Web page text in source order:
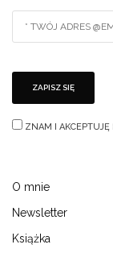
ZNAM I AKCEPTUJĘ
O mnie
Newsletter
Książka